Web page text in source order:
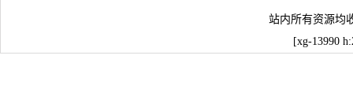
站内所有资源均
[xg-13990